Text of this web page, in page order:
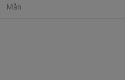
Mån